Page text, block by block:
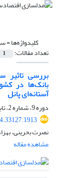
کلیدواژه‌ها =
تعداد مقالات: 1
بررسی تاثیر
بانک‌ها در
آستانه‌ای پانل
دوره 9، شماره 2، تابستان 1403، صفحه
نصرت بحرینی،
مشاهده مقاله